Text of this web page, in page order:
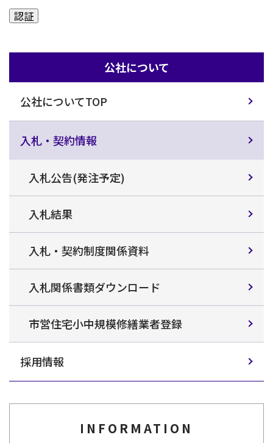
公社について
公社についてTOP
入札・契約情報
入札公告(発注予定)
入札結果
入札・契約制度関係資料
入札関係書類ダウンロード
市営住宅小中規模修繕業者登録
採用情報
INFORMATION